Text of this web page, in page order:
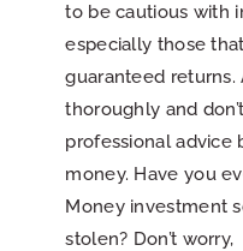
to be cautious with
especially those
guaranteed
thoroughly and
professional
money. Have you
Money investment
stolen? Don’t worry,